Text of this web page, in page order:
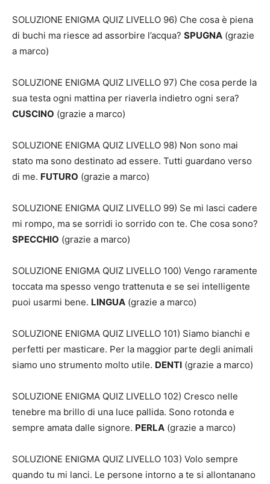
SOLUZIONE ENIGMA QUIZ LIVELLO 96) Che cosa è piena
di buchi ma riesce ad assorbire l’acqua? SPUGNA (grazie
a marco)
SOLUZIONE ENIGMA QUIZ LIVELLO 97) Che cosa perde la
sua testa ogni mattina per riaverla indietro ogni sera?
CUSCINO (grazie a marco)
SOLUZIONE ENIGMA QUIZ LIVELLO 98) Non sono mai
stato ma sono destinato ad essere. Tutti guardano verso
di me. FUTURO (grazie a marco)
SOLUZIONE ENIGMA QUIZ LIVELLO 99) Se mi lasci cadere
mi rompo, ma se sorridi io sorrido con te. Che cosa sono?
SPECCHIO (grazie a marco)
SOLUZIONE ENIGMA QUIZ LIVELLO 100) Vengo raramente
toccata ma spesso vengo trattenuta e se sei intelligente
puoi usarmi bene. LINGUA (grazie a marco)
SOLUZIONE ENIGMA QUIZ LIVELLO 101) Siamo bianchi e
perfetti per masticare. Per la maggior parte degli animali
siamo uno strumento molto utile. DENTI (grazie a marco)
SOLUZIONE ENIGMA QUIZ LIVELLO 102) Cresco nelle
tenebre ma brillo di una luce pallida. Sono rotonda e
sempre amata dalle signore. PERLA (grazie a marco)
SOLUZIONE ENIGMA QUIZ LIVELLO 103) Volo sempre
quando tu mi lanci. Le persone intorno a te si allontanano